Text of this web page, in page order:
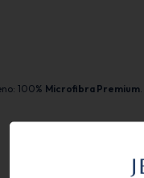
100% Microfibra Premium